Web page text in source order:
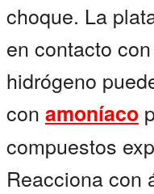
choque. La
en contacto
hidrógeno
con amoníaco
compuestos
Reacciona con